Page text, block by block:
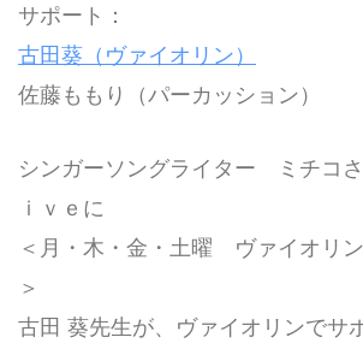
サポート：
古田葵（ヴァイオリン）
佐藤ももり（パーカッション）
シンガーソングライター ミチコ
ｉｖｅに
＜月・木・金・土曜 ヴァイオリ
＞
古田 葵先生が、ヴァイオリンでサ